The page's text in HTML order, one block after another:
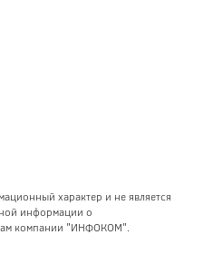
характер и не является
информации о
компании "ИНФОКОМ".